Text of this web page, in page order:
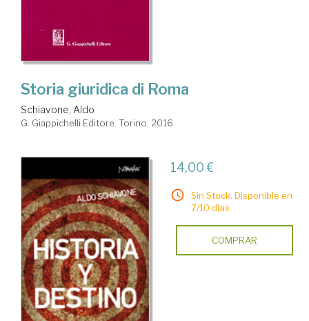
Storia giuridica di Roma
Schiavone, Aldo
G. Giappichelli Editore. Torino, 2016
14,00 €
Sin Stock. Disponible en
7/10 días.
COMPRAR